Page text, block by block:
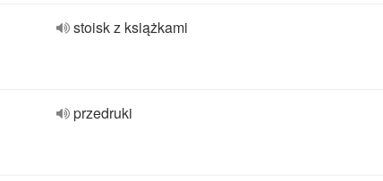
stoisk z książkami
przedruki